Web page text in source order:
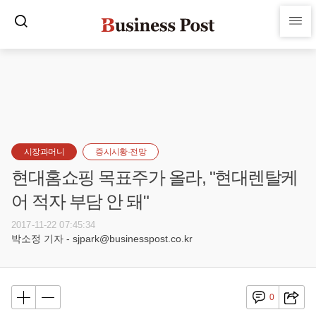
시장과머니 증시시황·전망
현대홈쇼핑 목표주가 올라, "현대렌탈케
어 적자 부담 안 돼"
2017-11-22 07:45:34
박소정 기자 - sjpark@businesspost.co.kr
0